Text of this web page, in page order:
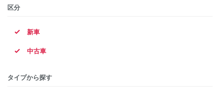
区分
新車
中古車
タイプから探す
タイプ